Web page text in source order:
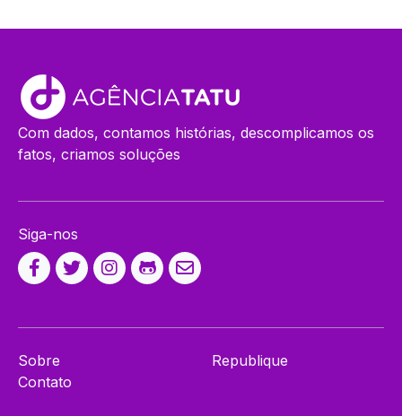
Com dados, contamos histórias, descomplicamos os
fatos, criamos soluções
Siga-nos
Sobre
Contato
Republique